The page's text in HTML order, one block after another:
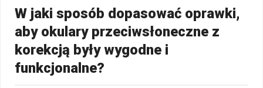
W jaki sposób dopasować oprawki,
aby okulary przeciwsłoneczne z
korekcją były wygodne i
funkcjonalne?